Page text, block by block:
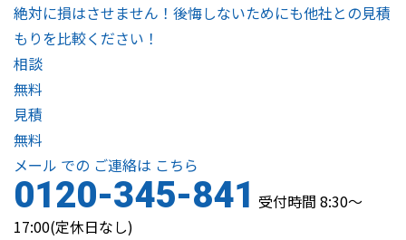
絶対に損はさせません！後悔しないためにも他社との見積
もりを比較ください！
相談
無料
見積
無料
メール での ご連絡は こちら
0120-345-841 受付時間 8:30～
17:00(定休日なし)